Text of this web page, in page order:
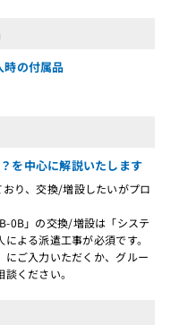
の付属品
を中心に解説いたします
り、交換/増設したいがプロ
」の交換/増設は「システ
よる派遣工事が必須です。
ご入力いただくか、グルー
ください。